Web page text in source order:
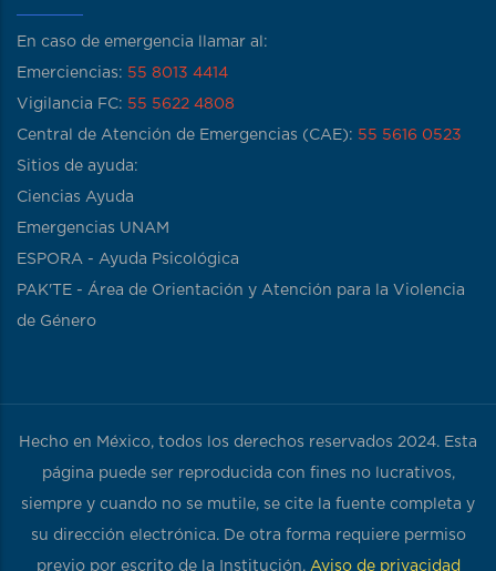
En caso de emergencia llamar al:
Emerciencias: 55 8013 4414
Vigilancia FC: 55 5622 4808
Central de Atención de Emergencias (CAE): 55 5616 0523
Sitios de ayuda:
Ciencias Ayuda
Emergencias UNAM
ESPORA - Ayuda Psicológica
PAK'TE - Área de Orientación y Atención para la Violencia
de Género
Hecho en México, todos los derechos reservados 2024. Esta
página puede ser reproducida con fines no lucrativos,
siempre y cuando no se mutile, se cite la fuente completa y
su dirección electrónica. De otra forma requiere permiso
previo por escrito de la Institución. Aviso de privacidad